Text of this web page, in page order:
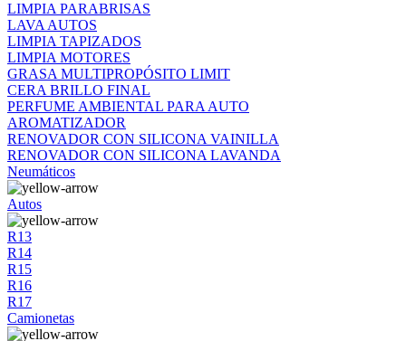
LIMPIA PARABRISAS
LAVA AUTOS
LIMPIA TAPIZADOS
LIMPIA MOTORES
GRASA MULTIPROPÓSITO LIMIT
CERA BRILLO FINAL
PERFUME AMBIENTAL PARA AUTO
AROMATIZADOR
RENOVADOR CON SILICONA VAINILLA
RENOVADOR CON SILICONA LAVANDA
Neumáticos
Autos
R13
R14
R15
R16
R17
Camionetas